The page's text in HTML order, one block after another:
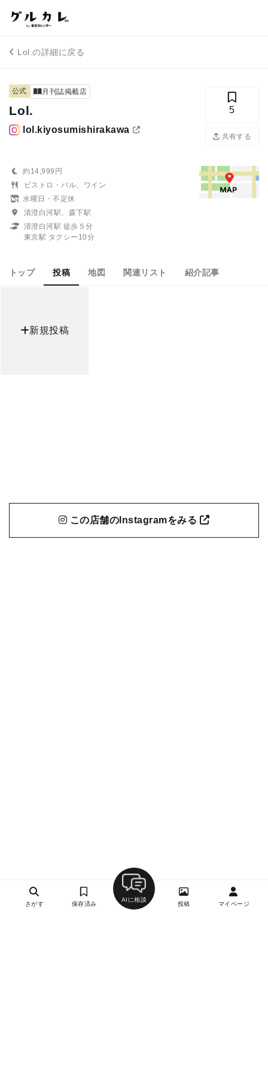
Lol.の詳細に戻る
公式 月刊誌掲載店
Lol.
lol.kiyosumishirakawa
5
共有する
約14,999円
ビストロ・バル、ワイン
水曜日・不定休
清澄白河駅、森下駅
清澄白河駅 徒歩５分
東京駅 タクシー10分
トップ 投稿 地図 関連リスト 紹介記事
新規投稿
この店舗のInstagramをみる
さがす 保存済み
AIに相談
投稿 マイページ